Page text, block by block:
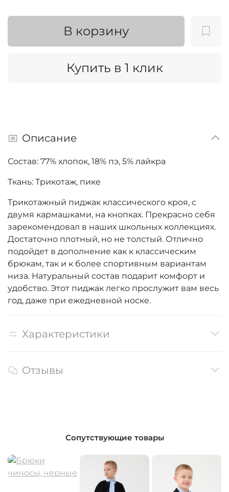
В корзину
Купить в 1 клик
Описание
Состав: 77% хлопок, 18% пэ, 5% лайкра
Ткань: Трикотаж, пике
Трикотажный пиджак классического кроя, с
двумя кармашками, на кнопках. Прекрасно себя
зарекомендовал в наших школьных коллекциях.
Достаточно плотный, но не толстый. Отлично
подойдет в дополнение как к классическим
брюкам, так и к более спортивным вариантам
низа. Натуральный состав подарит комфорт и
удобство. Этот пиджак легко прослужит вам весь
год, даже при ежедневной носке.
Характеристики
Отзывы
Сопутствующие товары